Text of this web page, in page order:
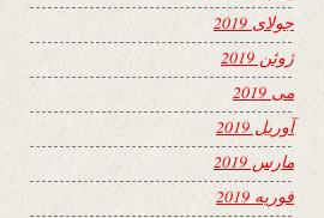
جولای 2019
ژوئن 2019
می 2019
آوریل 2019
مارس 2019
فوریه 2019